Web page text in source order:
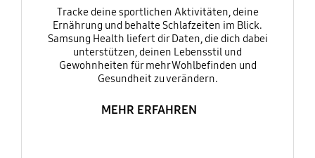
Tracke deine sportlichen Aktivitäten, deine
Ernährung und behalte Schlafzeiten im Blick.
Samsung Health liefert dir Daten, die dich dabei
unterstützen, deinen Lebensstil und
Gewohnheiten für mehr Wohlbefinden und
Gesundheit zu verändern.
MEHR ERFAHREN